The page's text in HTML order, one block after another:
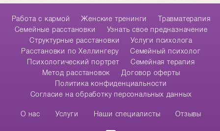
Работа с кармой Женские тренинги
Травматерапия
Cемейные расстановки
Узнать свое предназначение
Структурные расстановки
Услуги психолога
Расстановки по Хеллингеру
Семейный психолог
Психологический портрет
Семейная терапия
Метод расстановок
Договор оферты
Политика конфиденциальности
Согласие на обработку персональных данных
О нас Услуги Наши специалисты Отзывы